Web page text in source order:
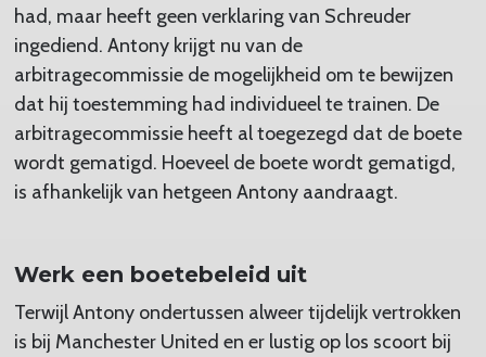
had, maar heeft geen verklaring van Schreuder
ingediend. Antony krijgt nu van de
arbitragecommissie de mogelijkheid om te bewijzen
dat hij toestemming had individueel te trainen. De
arbitragecommissie heeft al toegezegd dat de boete
wordt gematigd. Hoeveel de boete wordt gematigd,
is afhankelijk van hetgeen Antony aandraagt.
Werk een boetebeleid uit
Terwijl Antony ondertussen alweer tijdelijk vertrokken
is bij Manchester United en er lustig op los scoort bij